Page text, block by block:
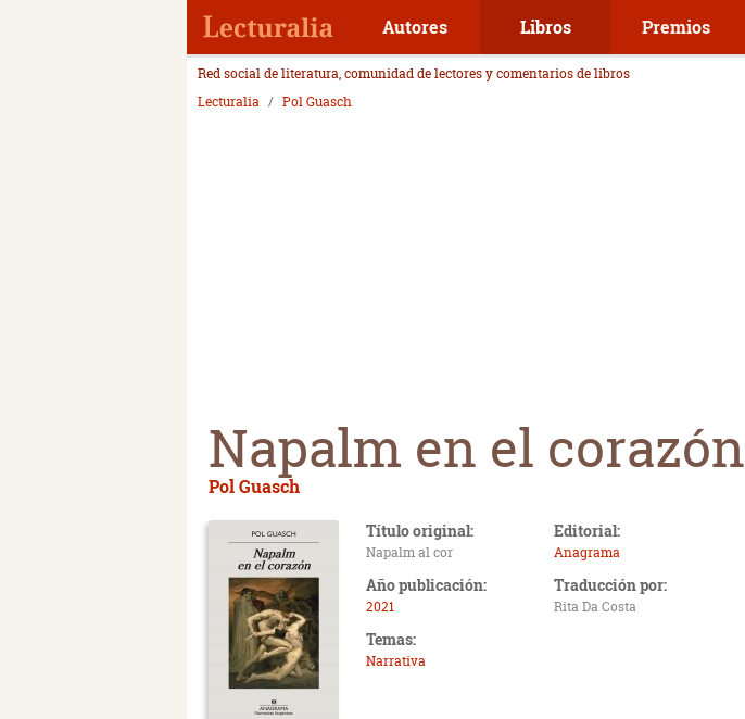
Autores Libros Premios
Red social de literatura, comunidad de lectores y comentarios de libros
Lecturalia
Pol Guasch
Napalm en el corazón
Pol Guasch
Título original:
Napalm al cor
Editorial:
Anagrama
Año publicación:
2021
Traducción por:
Rita Da Costa
Temas:
Narrativa